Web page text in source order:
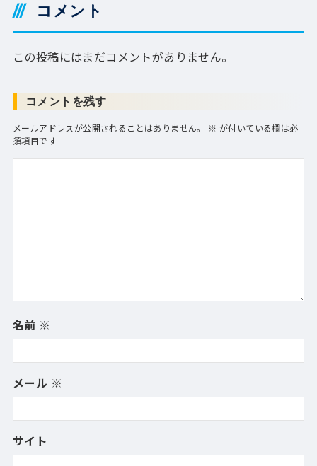
コメント
この投稿にはまだコメントがありません。
コメントを残す
メールアドレスが公開されることはありません。 ※ が付いている欄は必
須項目です
名前 ※
メール ※
サイト